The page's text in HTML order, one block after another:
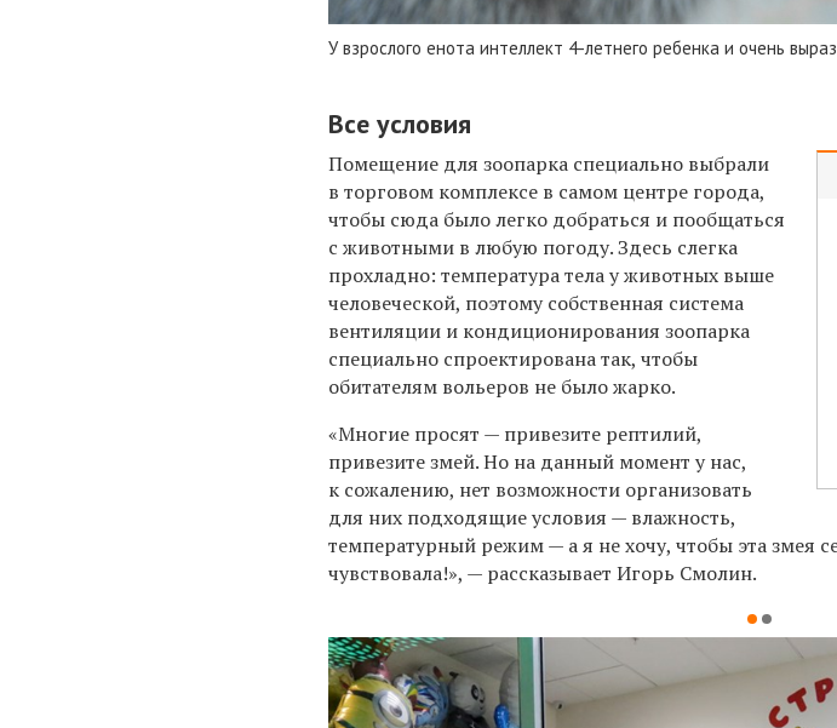
У взрослого енота интеллект 4-летнего ребенка и очень
Все условия
Помещение для зоопарка специально выбрали
в торговом комплексе в самом центре города,
чтобы сюда было легко добраться и пообщаться
с животными в любую погоду. Здесь слегка
прохладно: температура тела у животных выше
человеческой, поэтому собственная система
вентиляции и кондиционирования зоопарка
специально спроектирована так, чтобы
обитателям вольеров не было жарко.
«Многие просят — привезите рептилий,
привезите змей. Но на данный момент у нас,
к сожалению, нет возможности организовать
для них подходящие условия — влажность,
температурный режим — а я не хочу, чтобы эта змея
чувствовала!», — рассказывает Игорь Смолин.